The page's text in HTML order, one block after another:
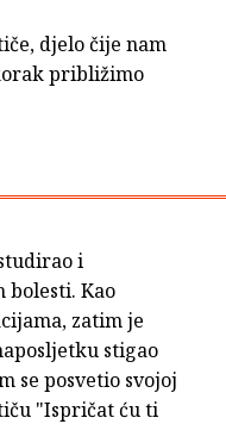
djelo čije nam
približimo
i
bolesti. Kao
zatim je
stigao
se posvetio svojoj
"Ispričat ću ti